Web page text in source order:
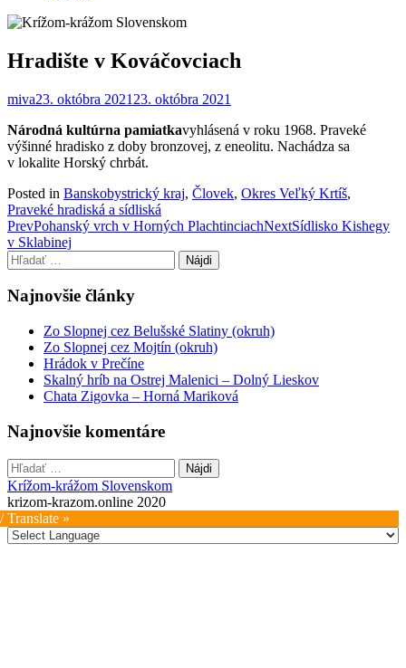
Hradište v Kováčovciach
miva23. októbra 2021 23. októbra 2021
Národná kultúrna pamiatkavyhlásená v roku 1968. Praveké
výšinné hradisko z doby bronzovej, z eneolitu. Nachádza sa
v lokalite Horský chrbát.
Posted in Banskobystrický kraj, Človek, Okres Veľký Krtíš,
Praveké hradiská a sídliská
Post
navigation
PrevPohanský vrch v Horných PlachtinciachNextSídlisko Kishegy
v Sklabinej
Hľadať:
Najnovšie články
Zo Slopnej cez Belušské Slatiny (okruh)
Zo Slopnej cez Mojtín (okruh)
Hrádok v Prečíne
Skalný hríb na Ostrej Malenici – Dolný Lieskov
Chata Zigovka – Horná Mariková
Najnovšie komentáre
Hľadať:
Krížom-krážom Slovenskom
krizom-krazom.online 2020
Translate »